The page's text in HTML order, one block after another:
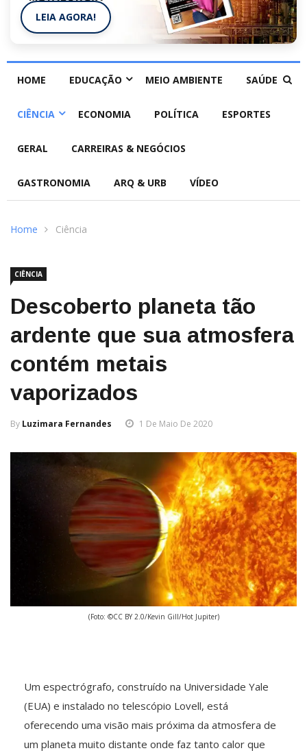
LEIA AGORA!
HOME EDUCAÇÃO MEIO AMBIENTE SAÚDE
CIÊNCIA ECONOMIA POLÍTICA ESPORTES
GERAL CARREIRAS & NEGÓCIOS
GASTRONOMIA ARQ & URB VÍDEO
Home Ciência
CIÊNCIA
Descoberto planeta tão
ardente que sua atmosfera
contém metais
vaporizados
By Luzimara Fernandes 1 De Maio De 2020
(Foto: ©CC BY 2.0/Kevin Gill/Hot Jupiter)
Um espectrógrafo, construído na Universidade Yale
(EUA) e instalado no telescópio Lovell, está
oferecendo uma visão mais próxima da atmosfera de
um planeta muito distante onde faz tanto calor que